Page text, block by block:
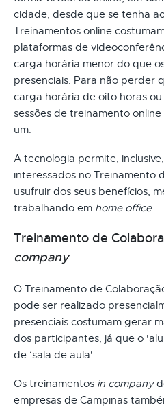
cidade, desde que se tenha
Treinamentos online
plataformas de
carga horária menor do que
presenciais. Para não perder
carga horária de oito horas ou
sessões de treinamento
um.
A tecnologia permite,
interessados no Treinamento
usufruir dos seus benefícios,
trabalhando em home office.
Treinamento de
company
O Treinamento de
pode ser realizado
presenciais costumam gerar
dos participantes, já que o
de ‘sala de aula'.
Os treinamentos in company
empresas de Campinas